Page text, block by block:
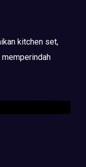
kitchen set,
memperindah